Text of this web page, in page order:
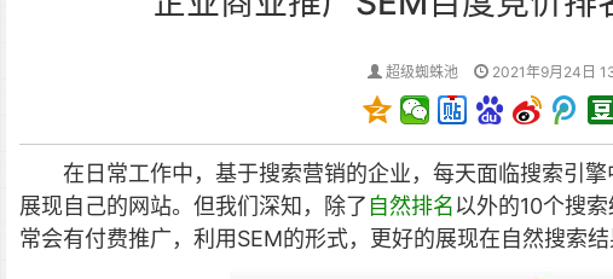
超级蜘蛛池 2021年9月24日
在日常工作中，基于搜索营销的企业，每天面临搜索引
展现自己的网站。但我们深知，除了 自然排名以外的10个搜
常会有付费推广，利用SEM的形式，更好的展现在自然搜索结